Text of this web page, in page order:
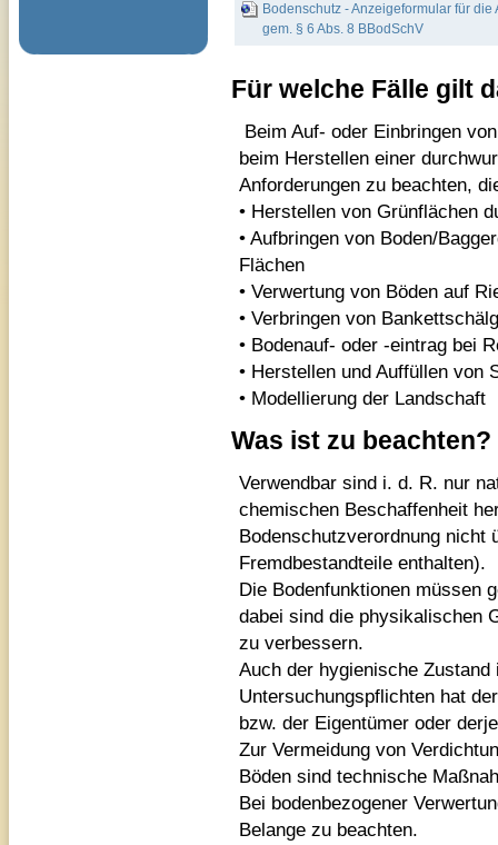
Bodenschutz - Anzeigeformular für
gem. § 6 Abs. 8 BBodSchV
Für welche Fälle gilt
Beim Auf- oder Einbringen
beim Herstellen einer
Anforderungen zu beachten,
• Herstellen von Grünflächen
• Aufbringen von Boden/
Flächen
• Verwertung von Böden auf
• Verbringen von
• Bodenauf- oder -eintrag bei
• Herstellen und Auffüllen von
• Modellierung der Landschaft
Was ist zu beachten?
Verwendbar sind i. d. R. nur
chemischen Beschaffenheit
Bodenschutzverordnung nicht
Fremdbestandteile enthalten).
Die Bodenfunktionen müssen
dabei sind die physikalischen
zu verbessern.
Auch der hygienische
Untersuchungspflichten hat
bzw. der Eigentümer oder
Zur Vermeidung von
Böden sind technische
Bei bodenbezogener
Belange zu beachten.